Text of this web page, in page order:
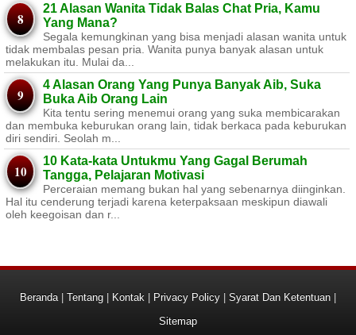
21 Alasan Wanita Tidak Balas Chat Pria, Kamu
Yang Mana?
Segala kemungkinan yang bisa menjadi alasan wanita untuk
tidak membalas pesan pria. Wanita punya banyak alasan untuk
melakukan itu. Mulai da...
4 Alasan Orang Yang Punya Banyak Aib, Suka
Buka Aib Orang Lain
Kita tentu sering menemui orang yang suka membicarakan
dan membuka keburukan orang lain, tidak berkaca pada keburukan
diri sendiri. Seolah m...
10 Kata-kata Untukmu Yang Gagal Berumah
Tangga, Pelajaran Motivasi
Perceraian memang bukan hal yang sebenarnya diinginkan.
Hal itu cenderung terjadi karena keterpaksaan meskipun diawali
oleh keegoisan dan r...
Beranda| Tentang Kontak Privacy Policy Syarat Dan Ketentuan
Sitemap